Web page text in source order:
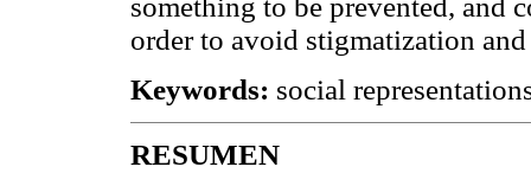
something to be prevented, and
order to avoid stigmatization
Keywords: social
RESUMEN